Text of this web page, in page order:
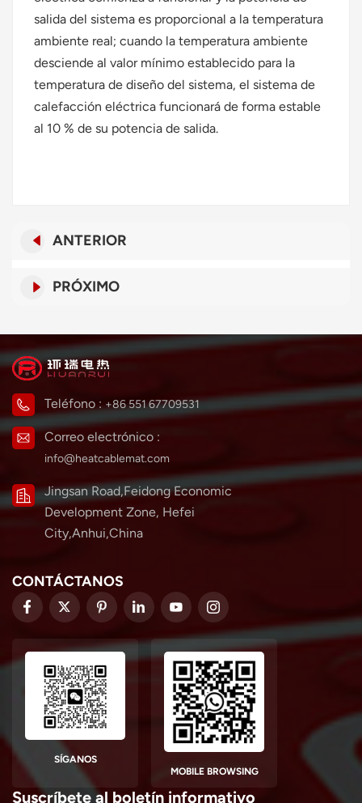
salida del sistema es proporcional a la temperatura
ambiente real; cuando la temperatura ambiente
desciende al valor mínimo establecido para la
temperatura de diseño del sistema, el sistema de
calefacción eléctrica funcionará de forma estable
al 10 % de su potencia de salida.
ANTERIOR
PRÓXIMO
Suscríbete al boletín informativo
Teléfono : +86 551 67709531
Correo electrónico :
info@heatcablemat.com
Jingsan Road,Feidong Economic
Development Zone, Hefei
City,Anhui,China
CONTÁCTANOS
SÍGANOS
MOBILE BROWSING